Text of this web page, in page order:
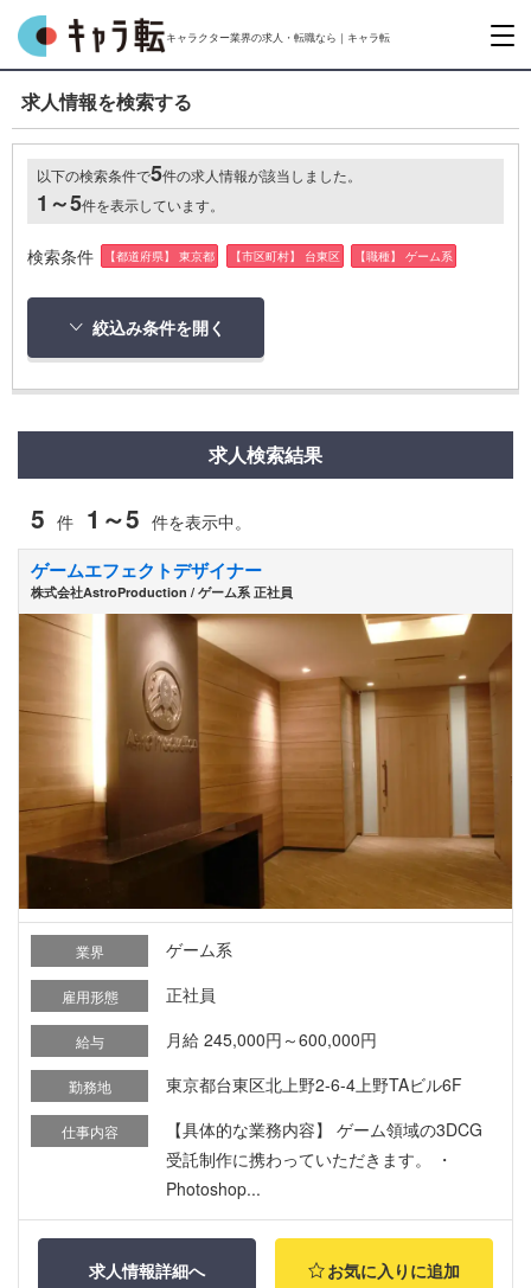
キャラクター業界の求人・転職なら｜キャラ転
求人情報を検索する
以下の検索条件で5件の求人情報が該当しました。
1～5件を表示しています。
検索条件 【都道府県】 東京都 【市区町村】 台東区 【職種】 ゲーム系
絞込み条件を開く
求人検索結果
5 件 1～5 件を表示中。
ゲームエフェクトデザイナー
株式会社AstroProduction / ゲーム系 正社員
業界 ゲーム系
雇用形態 正社員
給与 月給 245,000円～600,000円
勤務地 東京都台東区北上野2-6-4上野TAビル6F
仕事内容
【具体的な業務内容】 ゲーム領域の3DCG
受託制作に携わっていただきます。 ・
Photoshop...
求人情報詳細へ お気に入りに追加